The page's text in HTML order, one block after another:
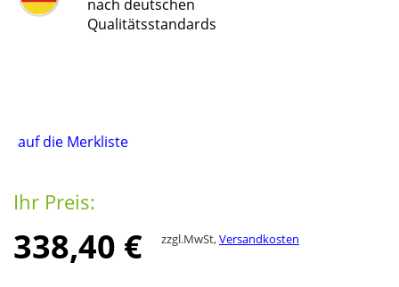
nach deutschen
Qualitätsstandards
auf die Merkliste
Ihr Preis:
338,40 € zzgl.MwSt,Versandkosten